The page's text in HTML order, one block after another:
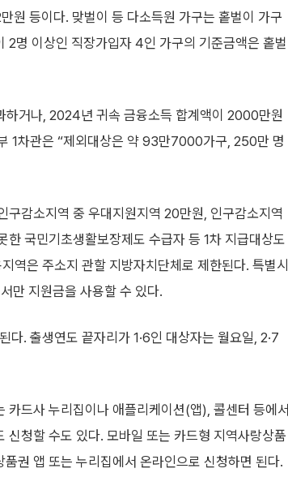
원 등이다. 맞벌이 등 다소득원 가구는 홑벌이 가구
2명 이상인 직장가입자 4인 가구의 기준금액은 홑벌
하거나, 2024년 귀속 금융소득 합계액이 2000만원
1차관은 “제외대상은 약 93만7000가구, 250만 명
구감소지역 중 우대지원지역 20만원, 인구감소지역
국민기초생활보장제도 수급자 등 1차 지급대상도
역은 주소지 관할 지방자치단체로 제한된다. 특별시
만 지원금을 사용할 수 있다.
. 출생연도 끝자리가 1·6인 대상자는 월요일, 2·7
카드사 누리집이나 애플리케이션(앱), 콜센터 등에서
청할 수도 있다. 모바일 또는 카드형 지역사랑상품
권 앱 또는 누리집에서 온라인으로 신청하면 된다.